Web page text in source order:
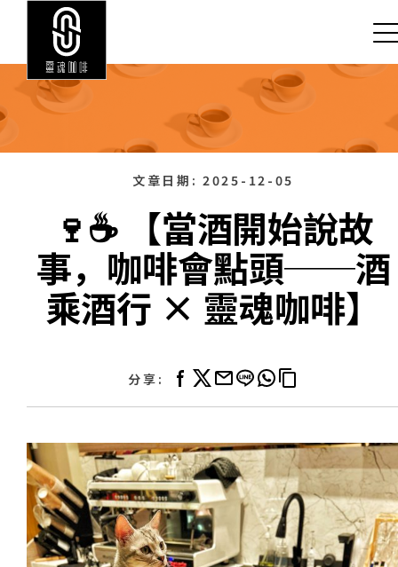
文章日期:2025-12-05
🍷☕️ 【當酒開始說故
事，咖啡會點頭──酒
乘酒行 × 靈魂咖啡】
分享: